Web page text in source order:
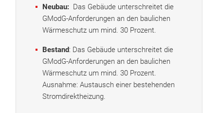
Neubau: Das Gebäude unterschreitet die
GModG-Anforderungen an den baulichen
Wärmeschutz um mind. 30 Prozent.
Bestand: Das Gebäude unterschreitet die
GModG-Anforderungen an den baulichen
Wärmeschutz um mind. 30 Prozent.
Ausnahme: Austausch einer bestehenden
Stromdirektheizung.